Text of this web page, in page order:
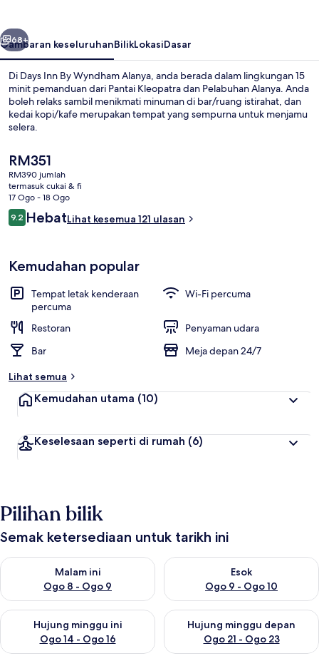
Seterusnya
68+
Gambaran keseluruhanBilikLokasiDasar
Di Days Inn By Wyndham Alanya, anda berada dalam lingkungan 15
minit pemanduan dari Pantai Kleopatra dan Pelabuhan Alanya. Anda
boleh relaks sambil menikmati minuman di bar/ruang istirahat, dan
kedai kopi/kafe merupakan tempat yang sempurna untuk menjamu
selera.
Harga
semasa
ialah
RM351
RM351
RM390 jumlah
termasuk cukai & fi
17 Ogo - 18 Ogo
Ulasan
9.29.2 daripada 10
HebatLihat kesemua 121 ulasan
Kemudahan popular
Tempat letak kenderaan
percuma
Wi-Fi percuma
Restoran
Penyaman udara
Bar
Meja depan 24/7
Lihat semua
Kemudahan utama (10)
Keselesaan seperti di rumah (6)
Pilihan bilik
Semak ketersediaan untuk tarikh ini
Malam ini
Ogo 8 - Ogo 9
Semak ketersediaan untuk malam ini Ogo 8 - Ogo 9
Esok
Ogo 9 - Ogo 10
Semak ketersediaan untuk
Hujung minggu ini
Ogo 14 - Ogo 16
Semak ketersediaan untuk hujung minggu ini Ogo 14 - Ogo 16
Hujung minggu depan
Ogo 21 - Ogo 23
Semak ketersediaan untuk